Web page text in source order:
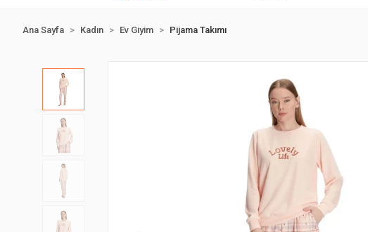
Ana Sayfa Kadın Ev Giyim Pijama Takımı